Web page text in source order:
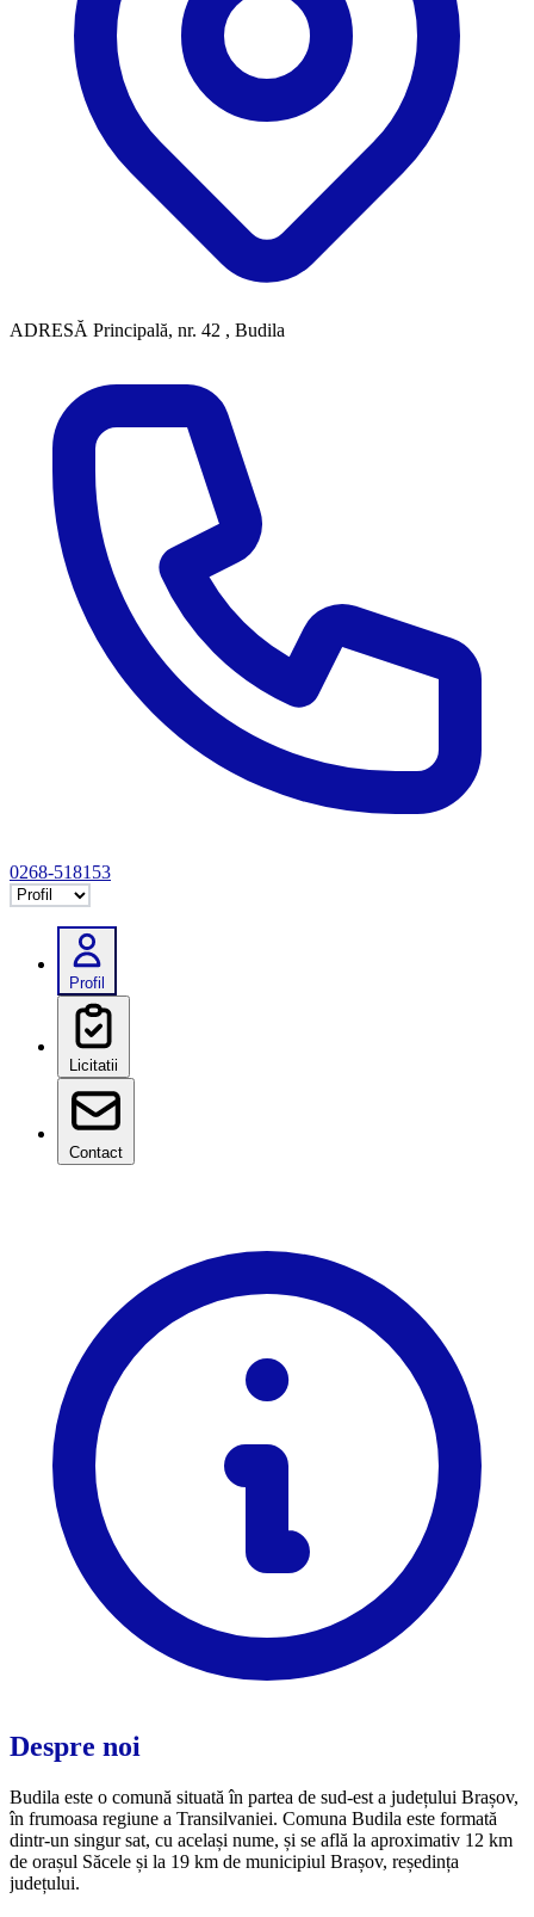
ADRESĂ Principală, nr. 42 , Budila
0268-518153
Selectează tab
Profil
Licitatii
Contact
Despre noi
Budila este o comună situată în partea de sud-est a județului Brașov,
în frumoasa regiune a Transilvaniei. Comuna Budila este formată
dintr-un singur sat, cu același nume, și se află la aproximativ 12 km
de orașul Săcele și la 19 km de municipiul Brașov, reședința
județului.